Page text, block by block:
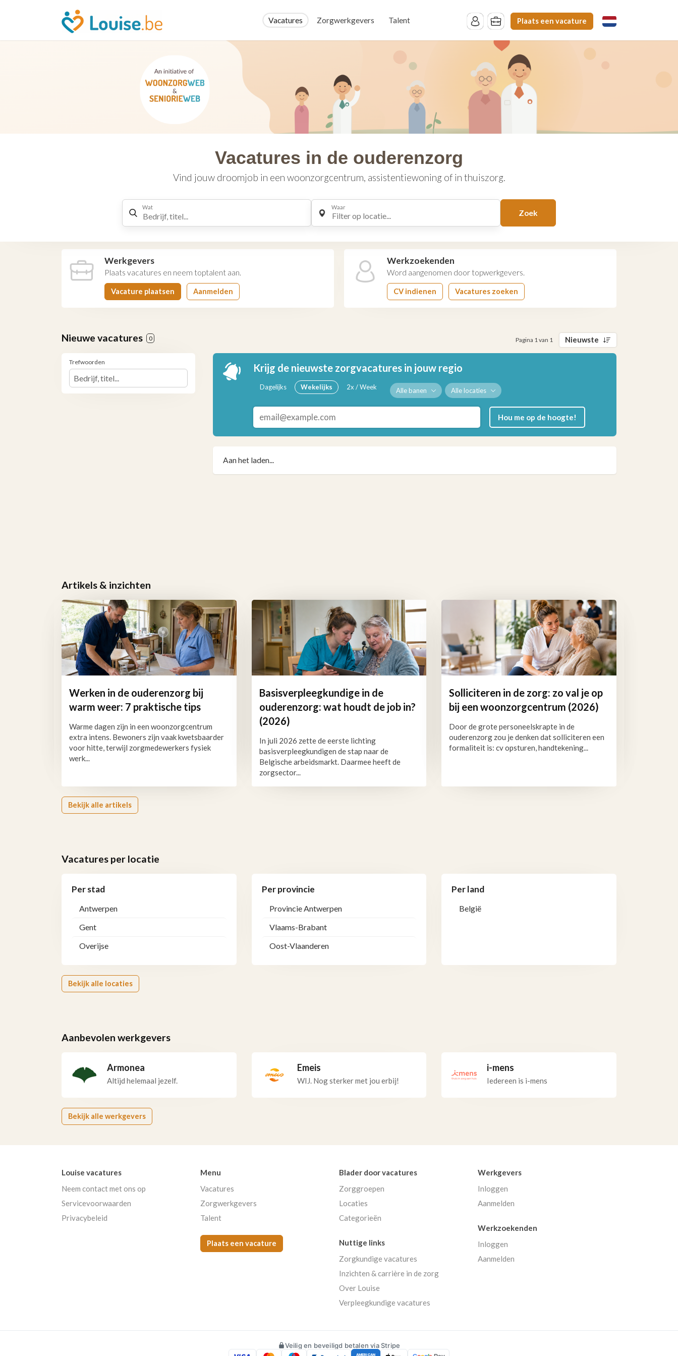
Vacatures Zorgwerkgevers Talent Plaats een vacature
Vacatures in de ouderenzorg
Vind jouw droomjob in een woonzorgcentrum, assistentiewoning of in thuiszorg.
Wat Waar
Filter op locatie... Zoek
Werkgevers
Plaats vacatures en neem toptalent aan.
Vacature plaatsen Aanmelden
Werkzoekenden
Word aangenomen door topwerkgevers.
CV indienen Vacatures zoeken
Nieuwe vacatures 0 Pagina 1 van 1 Nieuwste
Trefwoorden Krijg de nieuwste zorgvacatures in jouw regio
Dagelijks Wekelijks 2x / Week Alle banen Alle locaties
Hou me op de hoogte!
Aan het laden...
Artikels & inzichten
Werken in de ouderenzorg bij
warm weer: 7 praktische tips
Warme dagen zijn in een woonzorgcentrum
extra intens. Bewoners zijn vaak kwetsbaarder
voor hitte, terwijl zorgmedewerkers fysiek
werk...
Basisverpleegkundige in de
ouderenzorg: wat houdt de job in?
(2026)
In juli 2026 zette de eerste lichting
basisverpleegkundigen de stap naar de
Belgische arbeidsmarkt. Daarmee heeft de
zorgsector...
Solliciteren in de zorg: zo val je op
bij een woonzorgcentrum (2026)
Door de grote personeelskrapte in de
ouderenzorg zou je denken dat solliciteren een
formaliteit is: cv opsturen, handtekening...
Bekijk alle artikels
Vacatures per locatie
Per stad
Antwerpen
Gent
Overijse
Per provincie
Provincie Antwerpen
Vlaams-Brabant
Oost-Vlaanderen
Per land
België
Bekijk alle locaties
Aanbevolen werkgevers
Armonea
Altijd helemaal jezelf.
Emeis
WIJ. Nog sterker met jou erbij!
i-mens
Iedereen is i-mens
Bekijk alle werkgevers
Louise vacatures
Neem contact met ons op
Servicevoorwaarden
Privacybeleid
Menu
Vacatures
Zorgwerkgevers
Talent
Plaats een vacature
Blader door vacatures
Zorggroepen
Locaties
Categorieën
Werkgevers
Inloggen
Aanmelden
Werkzoekenden
Inloggen
Aanmelden
Nuttige links
Zorgkundige vacatures
Inzichten & carrière in de zorg
Over Louise
Verpleegkundige vacatures
Veilig en beveiligd betalen via Stripe
AMERICAN